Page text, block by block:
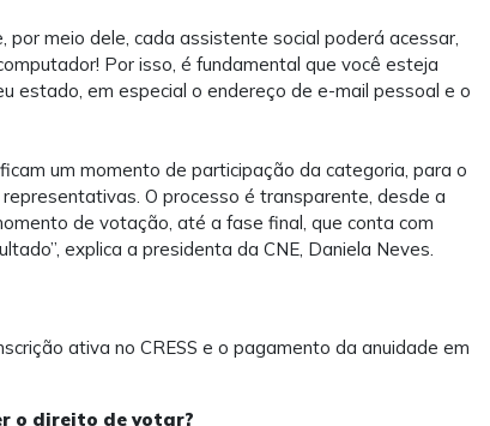
meio dele, cada assistente social poderá acessar,
Por isso, é fundamental que você esteja
estado, em especial o endereço de e-mail pessoal e o
um momento de participação da categoria, para o
O processo é transparente, desde a
de votação, até a fase final, que conta com
explica a presidenta da CNE, Daniela Neves.
ativa no CRESS e o pagamento da anuidade em
o direito de votar?